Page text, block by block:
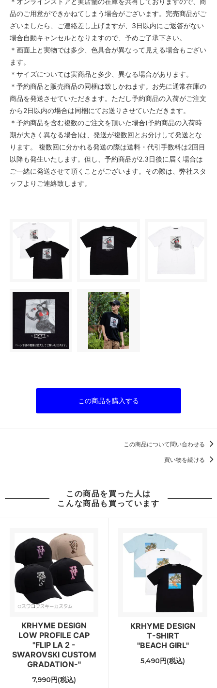
品のご用意ができかねてしまう場合がございます。完売商品がご
ざいましたら、ご連絡差し上げますが、3日以内にご返答がない
場合自動キャンセルとなりますので、予めご了承下さい。
＊画面上と実物では多少、色具合が異なって見える場合もござい
ます。
＊サイズについては実商品と多少、異なる場合があります。
＊予約商品と販売商品の同梱は致しかねます。お先に通常在庫の
商品を発送させていただきます。ただし予約商品の入荷がご注文
から2日以内の場合は同梱にてお送りさせていただきます。
＊予約商品を含む複数のご注文を頂いた場合(予約商品の入荷時
期が大きく異なる場合)は、発送が複数回とお分けして発送とな
ります。 複数回に分かれる発送の際は送料・代引手数料は2回目
以降も発生いたします。但し、予約商品が2.3日後に届く場合は
ご一緒に発送させて頂くことがございます。その際は、弊社スタ
ッフよりご連絡致します。
この商品を購入する
この商品について問い合わせる
買い物を続ける
この商品を買った人は
こんな商品も買っています
KRHYME DESIGN
LOW PROFILE CAP
"FLIP LA 2 -
SWAROVSKI CUSTOM
GRADATION-"
7,990円(税込)
KRHYME DESIGN
T-SHIRT
"BEACH GIRL"
5,490円(税込)